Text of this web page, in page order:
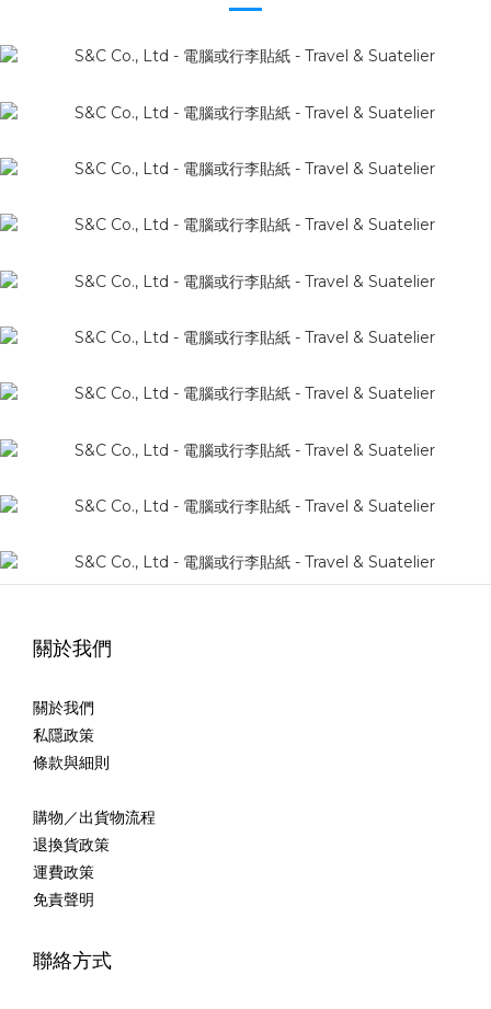
關於我們
關於我們
私隱政策
條款與細則
購物／出貨物流程
退換貨政策
運費政策
免責聲明
聯絡方式